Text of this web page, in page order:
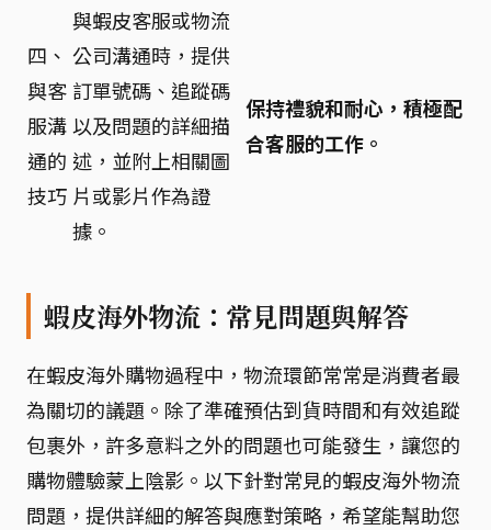
四、
與客
服溝
通的
技巧
與蝦皮客服或物流
公司溝通時，提供
訂單號碼、追蹤碼
以及問題的詳細描
述，並附上相關圖
片或影片作為證
據。
保持禮貌和耐心，積極配
合客服的工作。
蝦皮海外物流：常見問題與解答
在蝦皮海外購物過程中，物流環節常常是消費者最
為關切的議題。除了準確預估到貨時間和有效追蹤
包裹外，許多意料之外的問題也可能發生，讓您的
購物體驗蒙上陰影。以下針對常見的蝦皮海外物流
問題，提供詳細的解答與應對策略，希望能幫助您